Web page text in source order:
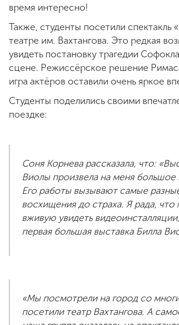
время интересно!
Также, студенты посетили спектакль
театре им. Вахтангова. Это редкая
увидеть постановку трагедии
сцене. Режиссёрское решение
игра актёров оставили очень яркое
Студенты поделились своими
поездке:
Соня Корнева рассказала, что:
Виолы произвела на меня большое
Его работы вызывают самые
восхищения до страха. Я рада, что
вживую увидеть
первая большая выставка Билла
«Мы посмотрели на город со
посетили театр Вахтангова. А